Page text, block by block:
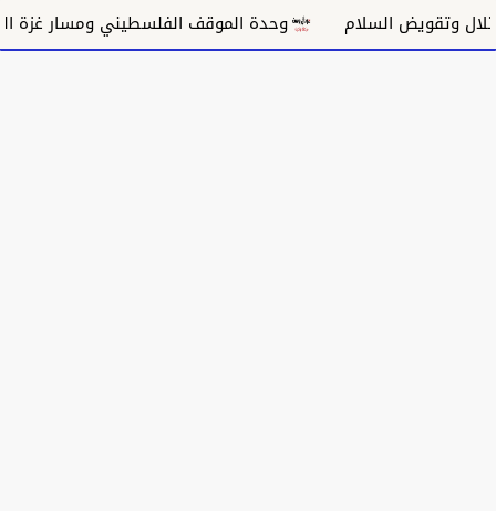
السلام وحدة الموقف الفلسطيني ومسار غزة السياسي